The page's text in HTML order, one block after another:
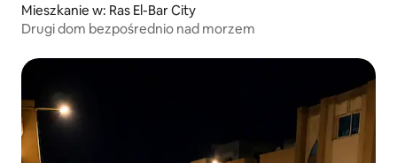
Mieszkanie w: Ras El-Bar City
Drugi dom bezpośrednio nad morzem